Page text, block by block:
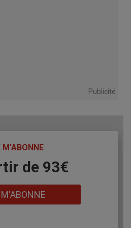
Publicité
M'ABONNE
de 93€